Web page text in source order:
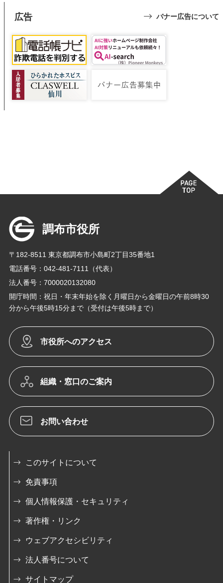
広告 バナー広告について
調布市役所
〒182-8511 東京都調布市小島町2丁目35番地1
電話番号：042-481-7111（代表）
法人番号：7000020132080
開庁時間：祝日・年末年始を除く月曜日から金曜日の午前8時30
分から午後5時15分まで（受付は午後5時まで）
市役所へのアクセス
組織・窓口のご案内
お問い合わせ
このサイトについて
免責事項
個人情報保護・セキュリティ
著作権・リンク
ウェブアクセシビリティ
法人番号について
サイトマップ